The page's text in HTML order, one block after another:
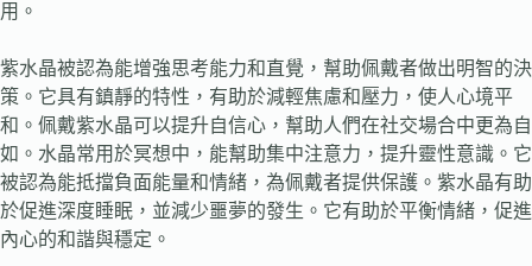
用。
紫水晶被認為能增強思考能力和直覺，幫助佩戴者做出明智的決
策。它具有鎮靜的特性，有助於減輕焦慮和壓力，使人心境平
和。佩戴紫水晶可以提升自信心，幫助人們在社交場合中更為自
如。水晶常用於冥想中，能幫助集中注意力，提升靈性意識。它
被認為能抵擋負面能量和情緒，為佩戴者提供保護。紫水晶有助
於促進深度睡眠，並減少噩夢的發生。它有助於平衡情緒，促進
內心的和諧與穩定。